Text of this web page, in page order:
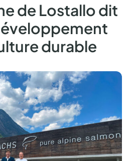
de Lostallo dit
durable